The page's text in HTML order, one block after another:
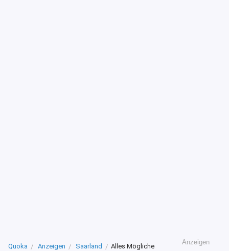
Quoka Anzeigen Saarland Alles Mögliche
Anzeigen